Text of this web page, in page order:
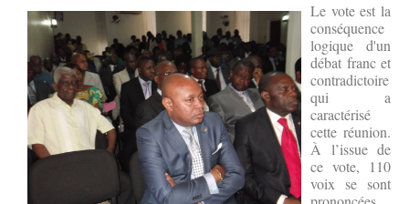
Le vote est la
conséquence
logique d'un
débat franc et
contradictoire
qui a
caractérisé
cette réunion.
À l’issue de
ce vote, 110
voix se sont